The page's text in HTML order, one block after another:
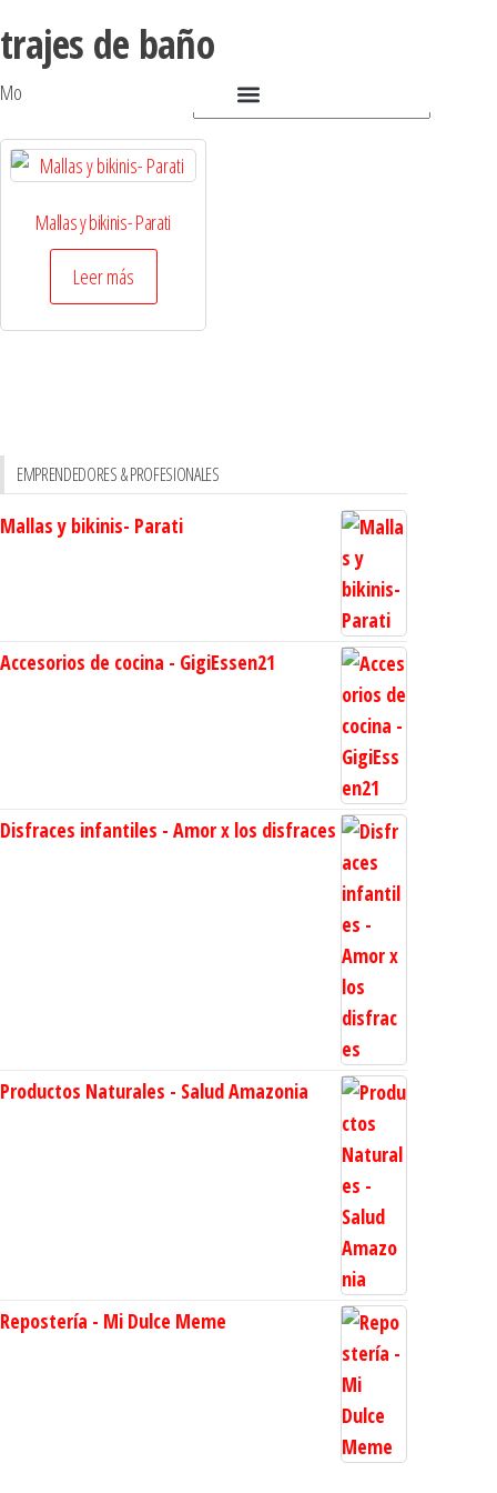
trajes de baño
Mostrando el único resultado
Mallas y bikinis- Parati
Leer más
EMPRENDEDORES & PROFESIONALES
Mallas y bikinis- Parati
Accesorios de cocina - GigiEssen21
Disfraces infantiles - Amor x los disfraces
Productos Naturales - Salud Amazonia
Repostería - Mi Dulce Meme